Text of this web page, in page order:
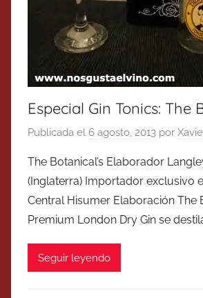
Especial Gin Tonics: The
Publicada el 6 agosto, 2013 por
The Botanical’s Elaborador
(Inglaterra) Importador exclusivo
Central Hisumer Elaboración The
Premium London Dry Gin se
Seguir leyendo